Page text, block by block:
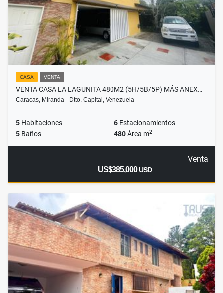
CASA VENTA
VENTA CASA LA LAGUNITA 480M2 (5H/5B/5P) MÁS ANEX…
Caracas, Miranda - Dtto. Capital, Venezuela
5 Habitaciones 6 Estacionamientos
5 Baños 480Área m2
Venta
US$385,000USD